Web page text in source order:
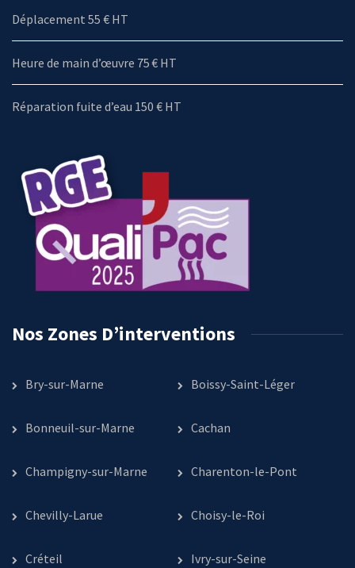
Déplacement 55 € HT
Heure de main d’œuvre 75 € HT
Réparation fuite d’eau 150 € HT
Nos Zones D’interventions
Bry-sur-Marne Boissy-Saint-Léger
Bonneuil-sur-Marne Cachan
Champigny-sur-Marne Charenton-le-Pont
Chevilly-Larue Choisy-le-Roi
Créteil Ivry-sur-Seine